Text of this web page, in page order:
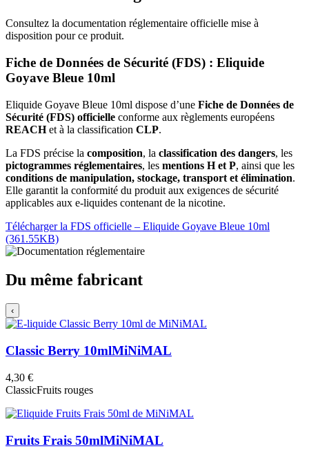
Consultez la documentation réglementaire officielle mise à
disposition pour ce produit.
Fiche de Données de Sécurité (FDS) : Eliquide
Goyave Bleue 10ml
Eliquide Goyave Bleue 10ml dispose d’une Fiche de Données de
Sécurité (FDS) officielle conforme aux règlements européens
REACHet à la classification CLP.
La FDS précise la composition, la classification des dangers, les
pictogrammes réglementaires, les mentions H et P, ainsi que les
conditions de manipulation, stockage, transport et élimination.
Elle garantit la conformité du produit aux exigences de sécurité
applicables aux e-liquides contenant de la nicotine.
Télécharger la FDS officielle – Eliquide Goyave Bleue 10ml
(361.55KB)
Du même fabricant
‹
Classic Berry 10mlMiNiMAL
4,30 €
ClassicFruits rouges
Fruits Frais 50mlMiNiMAL